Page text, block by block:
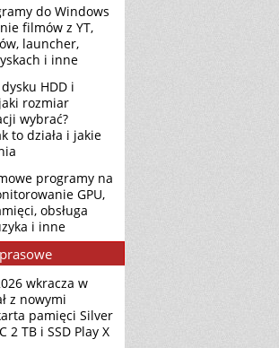
do Windows
filmów z YT,
launcher,
i inne
HDD i
rozmiar
wybrać?
to działa i jakie
programy na
GPU,
obsługa
i inne
wkracza w
z nowymi
pamięci Silver
2 TB i SSD Play X